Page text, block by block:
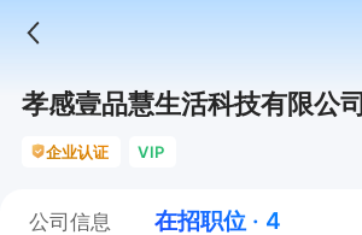
孝感壹品慧生活科技有限公司
企业认证 VIP
公司信息 在招职位 · 4